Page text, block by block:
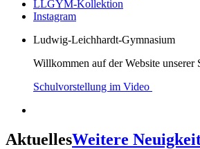
LLGYM-Kollektion
Instagram
Ludwig-Leichhardt-Gymnasium
Willkommen auf der Website unserer
Schulvorstellung im Video
AktuellesWeitere